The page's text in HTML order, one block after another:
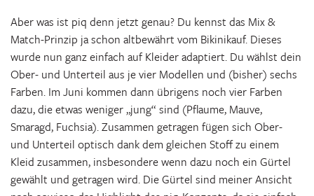
Aber was ist piq denn jetzt genau? Du kennst das Mix &
Match-Prinzip ja schon altbewährt vom Bikinikauf. Dieses
wurde nun ganz einfach auf Kleider adaptiert. Du wählst dein
Ober- und Unterteil aus je vier Modellen und (bisher) sechs
Farben. Im Juni kommen dann übrigens noch vier Farben
dazu, die etwas weniger „jung“ sind (Pflaume, Mauve,
Smaragd, Fuchsia). Zusammen getragen fügen sich Ober-
und Unterteil optisch dank dem gleichen Stoff zu einem
Kleid zusammen, insbesondere wenn dazu noch ein Gürtel
gewählt und getragen wird. Die Gürtel sind meiner Ansicht